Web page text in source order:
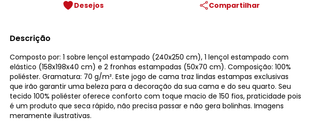
Desejos Compartilhar
Descrição
Composto por: 1 sobre lençol estampado (240x250 cm), 1 lençol estampado com
elástico (158x198x40 cm) e 2 fronhas estampadas (50x70 cm). Composição: 100%
poliéster. Gramatura: 70 g/m². Este jogo de cama traz lindas estampas exclusivas
que irão garantir uma beleza para a decoração da sua cama e do seu quarto. Seu
tecido 100% poliéster oferece conforto com toque macio de 150 fios, praticidade pois
é um produto que seca rápido, não precisa passar e não gera bolinhas. Imagens
meramente ilustrativas.